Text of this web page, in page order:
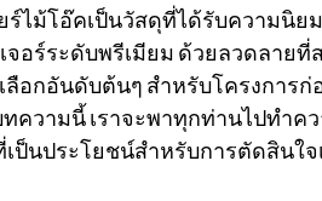
ร์ไม้โอ๊คเป็นวัสดุที่ได้รับความนิ
จอร์ระดับพรีเมียม ด้วยลวดลาย
ลือกอันดับต้นๆ สำหรับโครงกา
ทความนี้ เราจะพาทุกท่านไปทำค
ป็นประโยชน์สำหรับการตัดสินใ